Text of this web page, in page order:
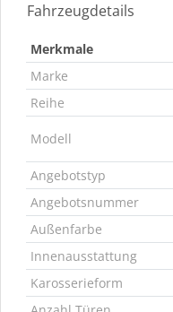
Fahrzeugdetails
Merkmale
Marke
Reihe
Modell
Angebotstyp
Angebotsnummer
Außenfarbe
Innenausstattung
Karosserieform